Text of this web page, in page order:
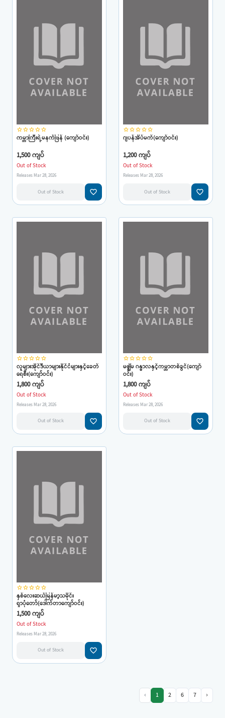
star_borderstar_borderstar_borderstar_borderstar_border
ကမ္ဘာကြီးရဲ့မနက်ဖြန် (ကျော်ဝင်း)
1,500 ကျပ်
Out of Stock
Releases Mar 28, 2026
Out of Stock favorite_border
star_borderstar_borderstar_borderstar_borderstar_border
ဂျပန်အိပ်မက်(ကျော်ဝင်း)
1,200 ကျပ်
Out of Stock
Releases Mar 28, 2026
Out of Stock favorite_border
star_borderstar_borderstar_borderstar_borderstar_border
လူများအိုင်ဒီယာများနိုင်ငံများနှင့်ခေတ်
ရေစီး(ကျော်ဝင်း)
1,800 ကျပ်
Out of Stock
Releases Mar 28, 2026
Out of Stock favorite_border
star_borderstar_borderstar_borderstar_borderstar_border
မဇ္ဈိမ ဂန္ဓာလနှင့်ကမ္ဘာတစ်ခွင်(ကျော်
ဝင်း)
1,800 ကျပ်
Out of Stock
Releases Mar 28, 2026
Out of Stock favorite_border
star_borderstar_borderstar_borderstar_borderstar_border
နှစ်လေးဆယ်မြန်မာ့သမိုင်း
ရှာပုံတော်(ဒေါက်တာကျော်ဝင်း)
1,500 ကျပ်
Out of Stock
Releases Mar 28, 2026
Out of Stock favorite_border
‹ 1 2 6 7 ›